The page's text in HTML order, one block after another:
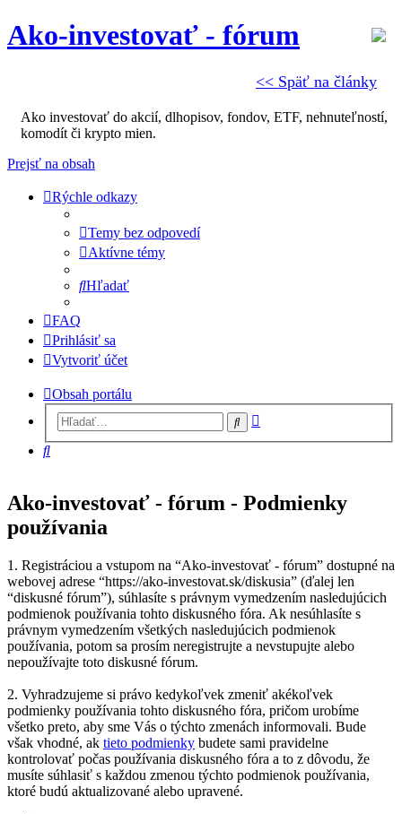
<< Späť na články
Ako-investovať - fórum
Ako investovať do akcií, dlhopisov, fondov, ETF, nehnuteľností,
komodít či krypto mien.
Prejsť na obsah
Rýchle odkazy
Temy bez odpovedí
Aktívne témy
Hľadať
FAQ
Prihlásiť sa
Vytvoriť účet
Obsah portálu
Hľadať
Hľadať
Ako-investovať - fórum - Podmienky
používania
1. Registráciou a vstupom na “Ako-investovať - fórum” dostupné na
webovej adrese “https://ako-investovat.sk/diskusia” (ďalej len
“diskusné fórum”), súhlasíte s právnym vymedzením nasledujúcich
podmienok používania tohto diskusného fóra. Ak nesúhlasíte s
právnym vymedzením všetkých nasledujúcich podmienok
používania, potom sa prosím neregistrujte a nevstupujte alebo
nepoužívajte toto diskusné fórum.
2. Vyhradzujeme si právo kedykoľvek zmeniť akékoľvek
podmienky používania tohto diskusného fóra, pričom urobíme
všetko preto, aby sme Vás o týchto zmenách informovali. Bude
však vhodné, ak tieto podmienky budete sami pravidelne
kontrolovať počas používania diskusného fóra a to z dôvodu, že
musíte súhlasiť s každou zmenou týchto podmienok používania,
ktoré budú aktualizované alebo upravené.